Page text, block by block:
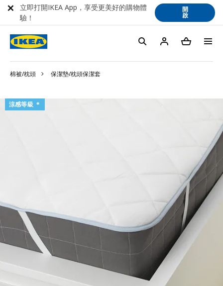
棉被/枕頭 保潔墊/枕頭保潔套
涼感等級 ＊
立即打開IKEA App，享受更美好的購物體
驗！
開
啟